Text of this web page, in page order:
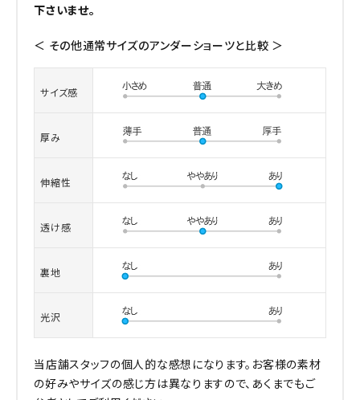
下さいませ。
＜ その他通常サイズのアンダーショーツと比較 ＞
サイズ感
厚み
伸縮性
透け感
裏地
光沢
当店舗スタッフの個人的な感想になります。お客様の素材
の好みやサイズの感じ方は異なりますので、あくまでもご